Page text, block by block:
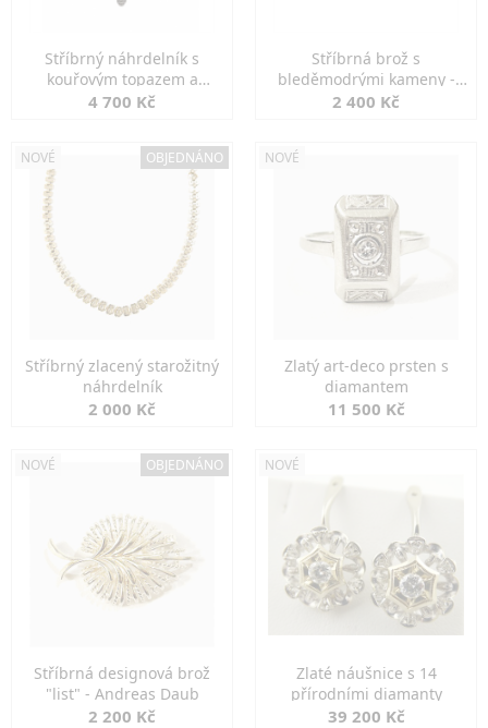
Stříbrný náhrdelník s
kouřovým topazem a
markazity
4 700 Kč
Stříbrná brož s
bleděmodrými kameny -
jemná elegance
2 400 Kč
NOVÉ OBJEDNÁNO
Stříbrný zlacený starožitný
náhrdelník
2 000 Kč
NOVÉ
Zlatý art-deco prsten s
diamantem
11 500 Kč
NOVÉ OBJEDNÁNO
Stříbrná designová brož
"list" - Andreas Daub
2 200 Kč
NOVÉ
Zlaté náušnice s 14
přírodními diamanty
39 200 Kč